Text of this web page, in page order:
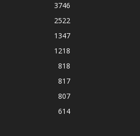
3746
2522
1347
1218
818
817
807
614